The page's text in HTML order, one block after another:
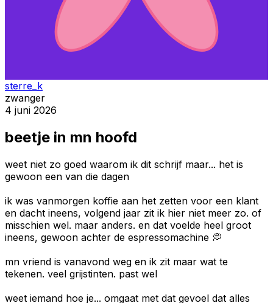
sterre_k
zwanger
4 juni 2026
beetje in mn hoofd
weet niet zo goed waarom ik dit schrijf maar... het is
gewoon een van die dagen
ik was vanmorgen koffie aan het zetten voor een klant
en dacht ineens, volgend jaar zit ik hier niet meer zo. of
misschien wel. maar anders. en dat voelde heel groot
ineens, gewoon achter de espressomachine 💭
mn vriend is vanavond weg en ik zit maar wat te
tekenen. veel grijstinten. past wel
weet iemand hoe je... omgaat met dat gevoel dat alles